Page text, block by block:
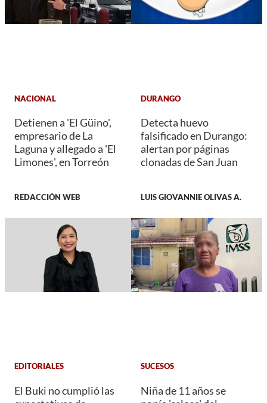
NACIONAL
Detienen a 'El Güino',
empresario de La
Laguna y allegado a 'El
Limones', en Torreón
REDACCIÓN WEB
DURANGO
Detecta huevo
falsificado en Durango:
alertan por páginas
clonadas de San Juan
LUIS GIOVANNIE OLIVAS A.
EDITORIALES
El Buki no cumplió las
SUCESOS
Niña de 11 años se